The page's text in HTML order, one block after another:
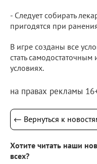
- Следует собирать
пригодятся при
В игре созданы все
стать
условиях.
на правах рекламы
← Вернуться к
Хотите читать наши
всех?